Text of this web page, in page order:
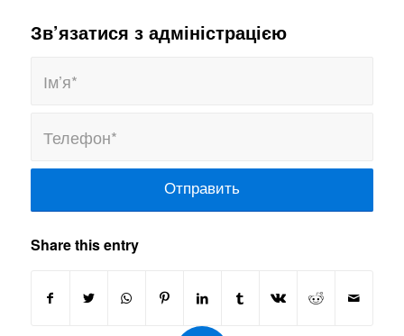
Зв’язатися з адміністрацією
Share this entry